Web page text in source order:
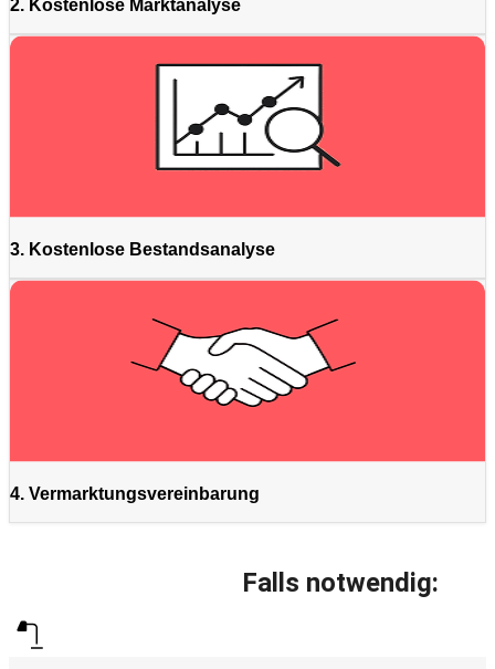
2. Kostenlose Marktanalyse
3. Kostenlose Bestandsanalyse
4. Vermarktungsvereinbarung
Falls notwendig: